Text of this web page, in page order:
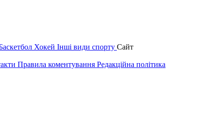
Хокей Інші види спорту Сайт
Правила коментування Редакційна політика